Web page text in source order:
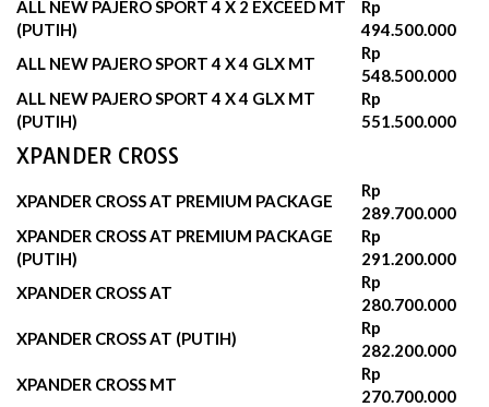
ALL NEW PAJERO SPORT 4 X 2 EXCEED MT
(PUTIH)
Rp
494.500.000‬
ALL NEW PAJERO SPORT 4 X 4 GLX MT
Rp
548.500.000
ALL NEW PAJERO SPORT 4 X 4 GLX MT
(PUTIH)
Rp
551.500.000‬
XPANDER CROSS
XPANDER CROSS AT PREMIUM PACKAGE
Rp
289.700.000‬
XPANDER CROSS AT PREMIUM PACKAGE
(PUTIH)
Rp
291.200.000‬
XPANDER CROSS AT
Rp
280.700.000‬
XPANDER CROSS AT (PUTIH)
Rp
282.200.000‬
XPANDER CROSS MT
Rp
270.700.000‬